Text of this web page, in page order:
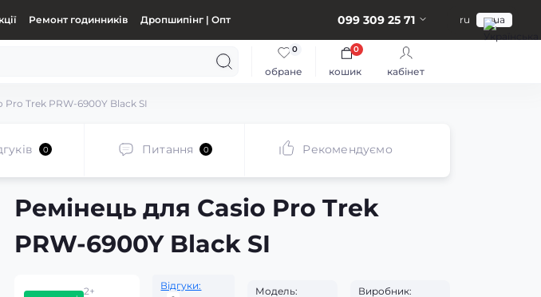
Ремонт годинників Дропшипінг | Опт 099 309 25 71 ru ua
обране
0
кошик
0
кабінет
Pro Trek PRW-6900Y Black SI
0 Питання 0 Рекомендуємо
Ремінець для Casio Pro Trek
PRW-6900Y Black SI
2+
Відгуки:
Модель:
Виробник: